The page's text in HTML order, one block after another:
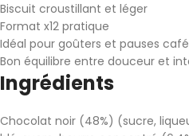
Biscuit croustillant et léger
Format x12 pratique
Idéal pour goûters et pauses café
Bon équilibre entre douceur et
Ingrédients
Chocolat noir (48%) (sucre,